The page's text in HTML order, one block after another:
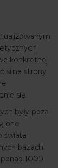
konkretnej
silne strony
się.
były poza
one
świata
bazach
1000